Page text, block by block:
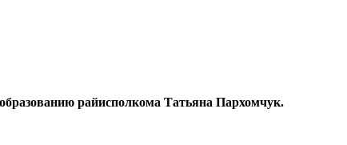
райисполкома Татьяна Пархомчук.